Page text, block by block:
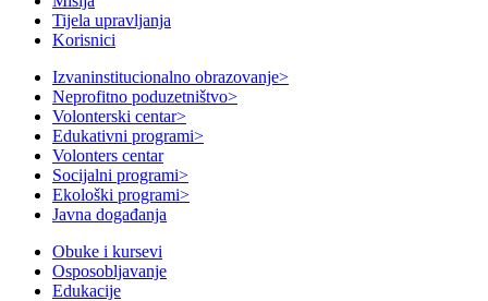
Tijela upravljanja
Korisnici
Izvaninstitucionalno obrazovanje>
Neprofitno poduzetništvo>
Volonterski centar>
Edukativni programi>
Volonters centar
Socijalni programi>
Ekološki programi>
Javna događanja
Obuke i kursevi
Osposobljavanje
Edukacije